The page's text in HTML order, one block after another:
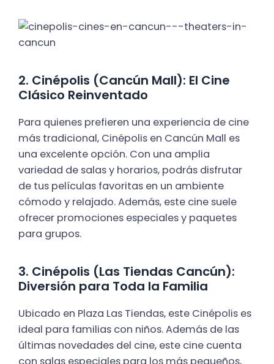
2. Cinépolis (Cancún Mall): El Cine
Clásico Reinventado
Para quienes prefieren una experiencia de cine
más tradicional, Cinépolis en Cancún Mall es
una excelente opción. Con una amplia
variedad de salas y horarios, podrás disfrutar
de tus películas favoritas en un ambiente
cómodo y relajado. Además, este cine suele
ofrecer promociones especiales y paquetes
para grupos.
3. Cinépolis (Las Tiendas Cancún):
Diversión para Toda la Familia
Ubicado en Plaza Las Tiendas, este Cinépolis es
ideal para familias con niños. Además de las
últimas novedades del cine, este cine cuenta
con salas especiales para los más pequeños,